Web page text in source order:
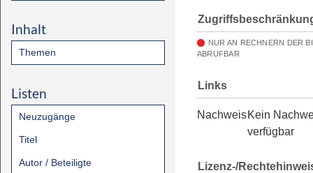
Inhalt
Themen
Listen
Neuzugänge
Titel
Autor / Beteiligte
NUR AN RECHNERN DER
ABRUFBAR
Links
NachweisKein
verfügbar
Lizenz-/